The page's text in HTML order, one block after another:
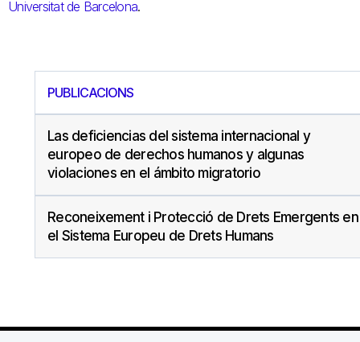
Universitat de Barcelona.
PUBLICACIONS
Las deficiencias del sistema internacional y
europeo de derechos humanos y algunas
violaciones en el ámbito migratorio
Reconeixement i Protecció de Drets Emergents en
el Sistema Europeu de Drets Humans